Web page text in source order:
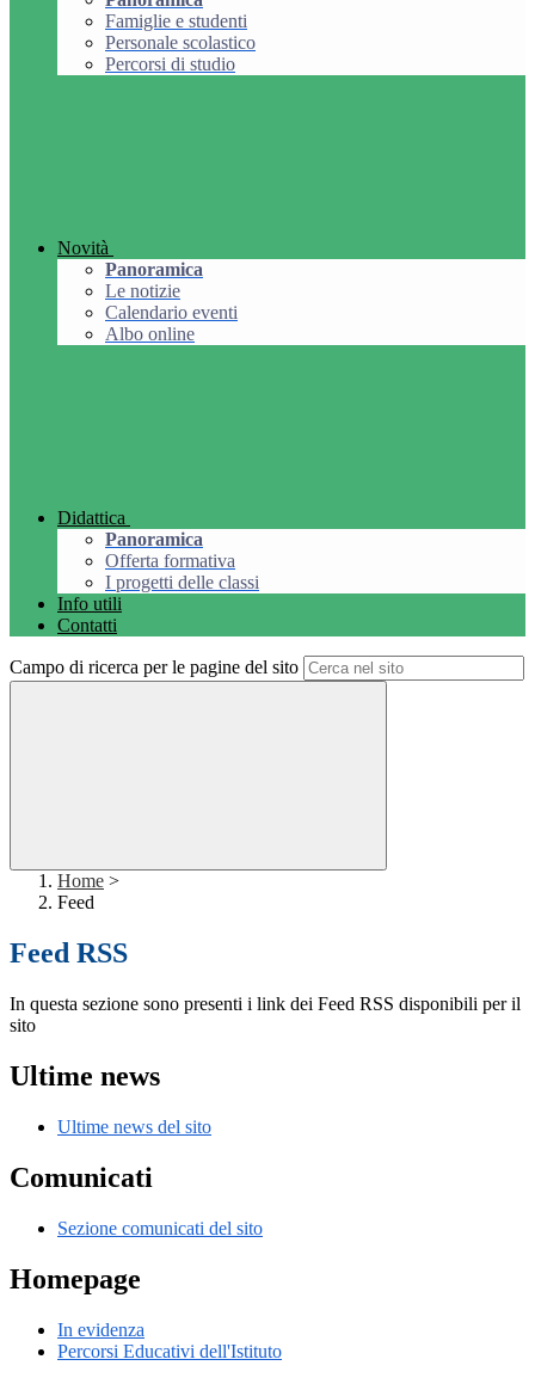
Famiglie e studenti
Personale scolastico
Percorsi di studio
Novità
Panoramica
Le notizie
Calendario eventi
Albo online
Didattica
Panoramica
Offerta formativa
I progetti delle classi
Info utili
Contatti
Campo di ricerca per le pagine del sito
Home >
Feed
Feed RSS
In questa sezione sono presenti i link dei Feed RSS disponibili per il
sito
Ultime news
Ultime news del sito
Comunicati
Sezione comunicati del sito
Homepage
In evidenza
Percorsi Educativi dell'Istituto